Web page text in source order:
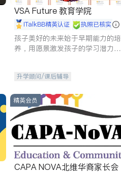
VSA Future 教育学院
iTalkBB精英认证 执照已核实
孩子美好的未来始于早期能力的培
养，用愿景激发孩子的学习潜力和
升学顾问/课后辅导
精英会员
CAPA NOVA北维华裔家长会